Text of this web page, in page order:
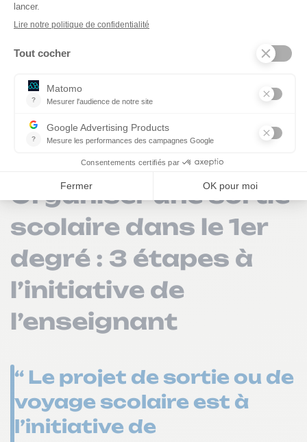
l’autorisation de sortie du territoire (AST).
participation financière des familles peut
être demandée
du principe d’inclusion, met cependant tous
élève au motif de raisons financières.
Organiser une sortie
scolaire dans le 1er
degré : 3 étapes à
l’initiative de
l’enseignant
“ Le projet de sortie ou de
voyage scolaire est à
l’initiative de